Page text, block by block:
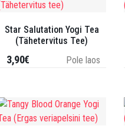
Star Salutation Yogi Tea
(Tähetervitus Tee)
Pole laos
3,90€